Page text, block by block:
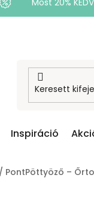
Most 20%
Inspiráció
/ PontPöttyöző –